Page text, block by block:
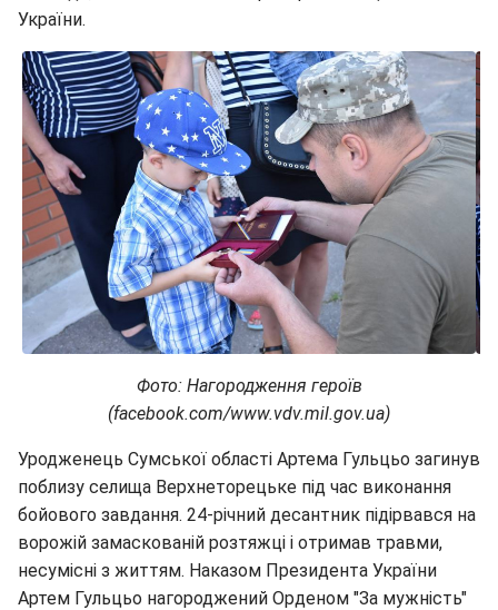
України.
Фото: Нагородження героїв
(facebook.com/www.vdv.mil.gov.ua)
Уродженець Сумської області Артема Гульцьо загинув
поблизу селища Верхнеторецьке під час виконання
бойового завдання. 24-річний десантник підірвався на
ворожій замаскованій розтяжці і отримав травми,
несумісні з життям. Наказом Президента України
Артем Гульцьо нагороджений Орденом "За мужність"